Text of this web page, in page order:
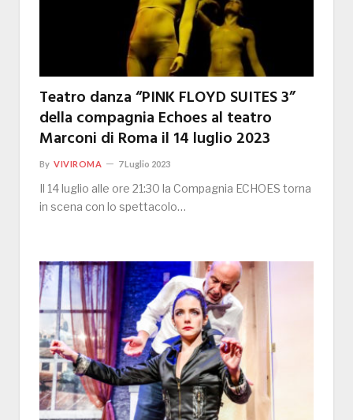
Teatro danza “PINK FLOYD SUITES 3”
della compagnia Echoes al teatro
Marconi di Roma il 14 luglio 2023
By VIVIROMA 7 Luglio 2023
Il 14 luglio alle ore 21:30 la Compagnia ECHOES torna
in scena con lo spettacolo…